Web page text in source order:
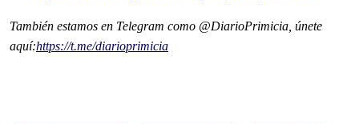
También estamos en Telegram como @DiarioPrimicia, únete
aquí:https://t.me/diarioprimicia